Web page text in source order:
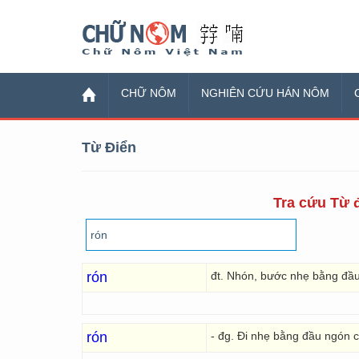
CHỮ NÔM NGHIÊN CỨU HÁN NÔM
Từ Điển
Tra cứu Từ
rón đt. Nhón, bước nhẹ bằng
rón - đg. Đi nhẹ bằng đầu ngón